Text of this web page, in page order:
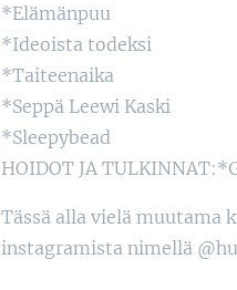
*Elämänpuu
*Ideoista todeksi
*Taiteenaika
*Seppä Leewi Kaski
*Sleepybead
HOIDOT JA
Tässä alla vielä muutama
instagramista nimellä